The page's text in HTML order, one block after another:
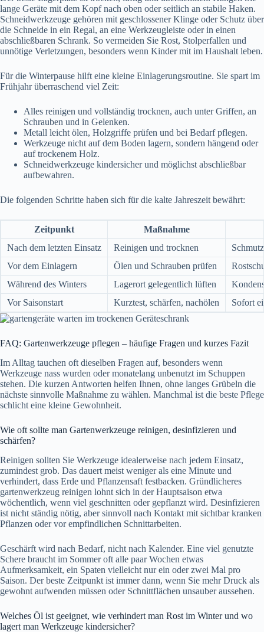
lange Geräte mit dem Kopf nach oben oder seitlich an stabile Haken.
Schneidwerkzeuge gehören mit geschlossener Klinge oder Schutz über
die Schneide in ein Regal, an eine Werkzeugleiste oder in einen
abschließbaren Schrank. So vermeiden Sie Rost, Stolperfallen und
unnötige Verletzungen, besonders wenn Kinder mit im Haushalt leben.
Für die Winterpause hilft eine kleine Einlagerungsroutine. Sie spart im
Frühjahr überraschend viel Zeit:
Alles reinigen und vollständig trocknen, auch unter Griffen, an
Schrauben und in Gelenken.
Metall leicht ölen, Holzgriffe prüfen und bei Bedarf pflegen.
Werkzeuge nicht auf dem Boden lagern, sondern hängend oder
auf trockenem Holz.
Schneidwerkzeuge kindersicher und möglichst abschließbar
aufbewahren.
Die folgenden Schritte haben sich für die kalte Jahreszeit bewährt:
Zeitpunkt
Maßnahme
Nach dem letzten Einsatz
Reinigen und trocknen
Vor dem Einlagern
Ölen und Schrauben prüfen
Während des Winters
Lagerort gelegentlich lüften
Vor Saisonstart
Kurztest, schärfen, nachölen Sofort
FAQ: Gartenwerkzeuge pflegen – häufige Fragen und kurzes Fazit
Im Alltag tauchen oft dieselben Fragen auf, besonders wenn
Werkzeuge nass wurden oder monatelang unbenutzt im Schuppen
stehen. Die kurzen Antworten helfen Ihnen, ohne langes Grübeln die
nächste sinnvolle Maßnahme zu wählen. Manchmal ist die beste Pflege
schlicht eine kleine Gewohnheit.
Wie oft sollte man Gartenwerkzeuge reinigen, desinfizieren und
schärfen?
Reinigen sollten Sie Werkzeuge idealerweise nach jedem Einsatz,
zumindest grob. Das dauert meist weniger als eine Minute und
verhindert, dass Erde und Pflanzensaft festbacken. Gründlicheres
gartenwerkzeug reinigen lohnt sich in der Hauptsaison etwa
wöchentlich, wenn viel geschnitten oder gepflanzt wird. Desinfizieren
ist nicht ständig nötig, aber sinnvoll nach Kontakt mit sichtbar kranken
Pflanzen oder vor empfindlichen Schnittarbeiten.
Geschärft wird nach Bedarf, nicht nach Kalender. Eine viel genutzte
Schere braucht im Sommer oft alle paar Wochen etwas
Aufmerksamkeit, ein Spaten vielleicht nur ein oder zwei Mal pro
Saison. Der beste Zeitpunkt ist immer dann, wenn Sie mehr Druck als
gewohnt aufwenden müssen oder Schnittflächen unsauber aussehen.
Welches Öl ist geeignet, wie verhindert man Rost im Winter und wo
lagert man Werkzeuge kindersicher?